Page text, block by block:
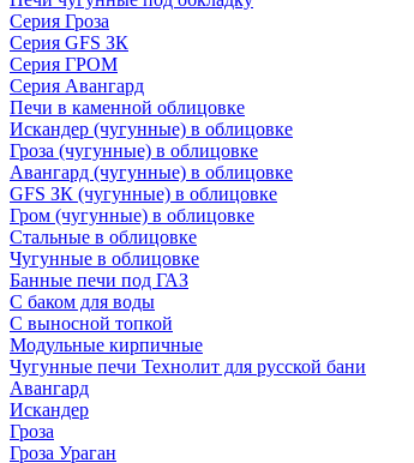
Серия Гроза
Серия GFS ЗК
Серия ГРОМ
Серия Авангард
Печи в каменной облицовке
Искандер (чугунные) в облицовке
Гроза (чугунные) в облицовке
Авангард (чугунные) в облицовке
GFS ЗК (чугунные) в облицовке
Гром (чугунные) в облицовке
Стальные в облицовке
Чугунные в облицовке
Банные печи под ГАЗ
С баком для воды
С выносной топкой
Модульные кирпичные
Чугунные печи Технолит для русской бани
Авангард
Искандер
Гроза
Гроза Ураган